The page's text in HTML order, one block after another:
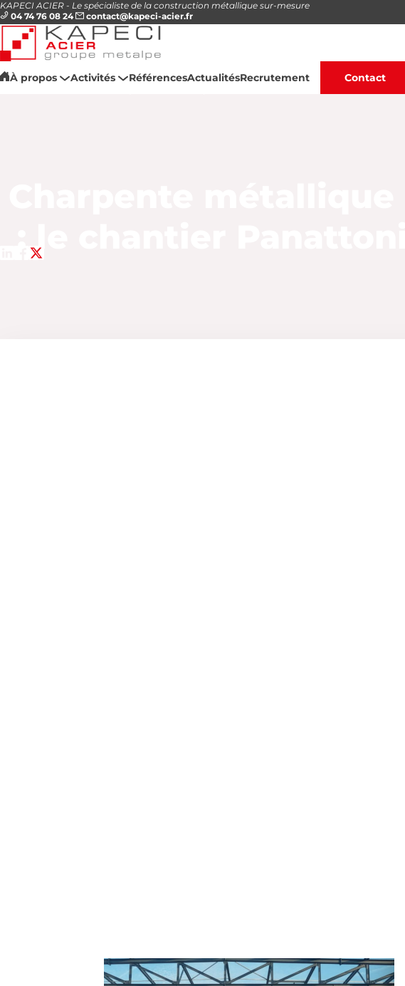
KAPECI ACIER - Le spécialiste de la construction métallique sur-mesure
04 74 76 08 24
contact@kapeci-acier.fr
À propos Activités RéférencesActualitésRecrutement
Contact
Charpente
: le chantier